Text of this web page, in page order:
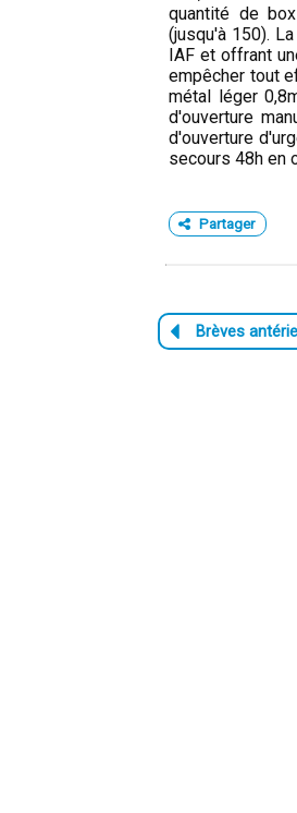
quantité de
(jusqu'à 150).
IAF et offrant
empêcher tout
métal léger
d'ouverture
d'ouverture
secours 48h en
Partager